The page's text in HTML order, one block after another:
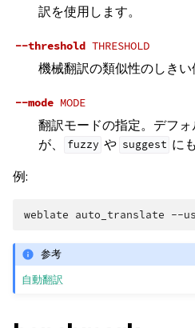
訳を使用します。
--threshold THRESHOLD
機械翻訳の類似性のしきい
--mode MODE
翻訳モードの指定。デフォ
が、
fuzzy や suggest に
例:
weblate auto_translate --
参考
自動翻訳